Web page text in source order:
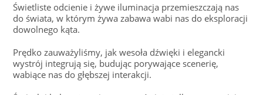
Świetliste odcienie i żywe iluminacja przemieszczają nas
do świata, w którym żywa zabawa wabi nas do eksploracji
dowolnego kąta.
Prędko zauważyliśmy, jak wesoła dźwięki i elegancki
wystrój integrują się, budując porywające scenerię,
wabiące nas do głębszej interakcji.